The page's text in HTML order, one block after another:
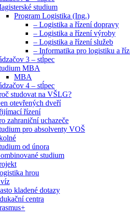
studium
Program Logistika (Ing.)
– Logistika a řízení dopravy
– Logistika a řízení výroby
– Logistika a řízení služeb
– Informatika pro logistiku a
3 – stĺpec
MBA
MBA
4 – stĺpec
studovat na VŠLG?
otevřených dveří
řízení
zahraniční uchazeče
pro absolventy VOŠ
od února
studium
hrou
kladené dotazy
centra